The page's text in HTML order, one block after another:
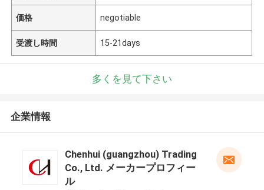
価格 negotiable
受渡し時間 15-21days
多くを見て下さい
企業情報
Chenhui (guangzhou) Trading
Co., Ltd. メーカープロフィー
ル